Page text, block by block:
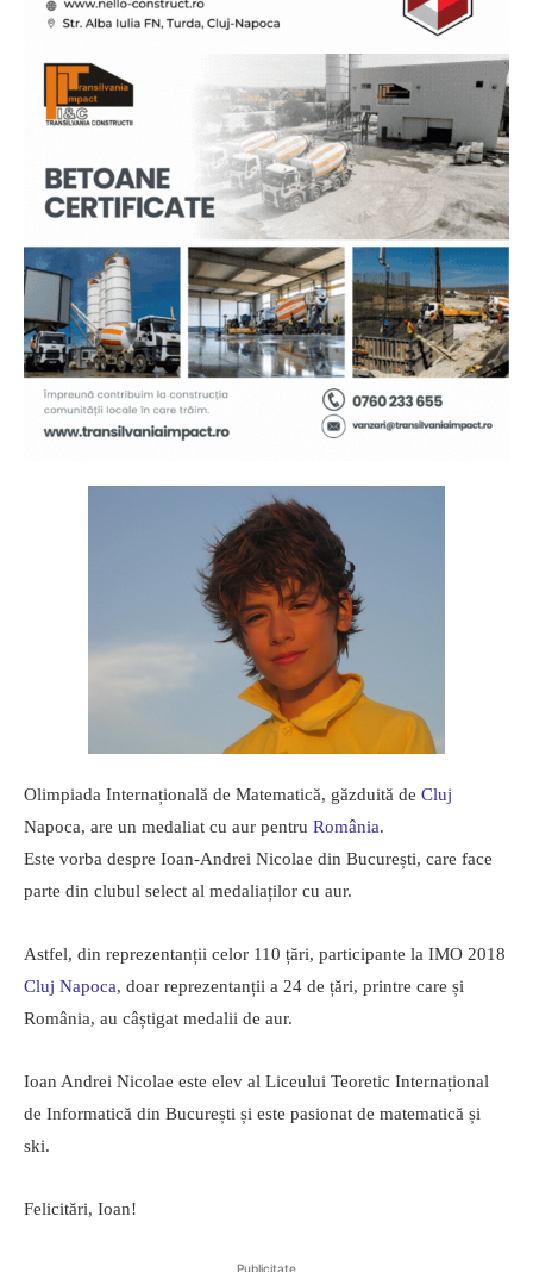
Olimpiada Internațională de Matematică, găzduită de Cluj
Napoca, are un medaliat cu aur pentru România.
Este vorba despre Ioan-Andrei Nicolae din București, care face
parte din clubul select al medaliaților cu aur.
Astfel, din reprezentanții celor 110 țări, participante la IMO 2018
Cluj Napoca, doar reprezentanții a 24 de țări, printre care și
România, au câștigat medalii de aur.
Ioan Andrei Nicolae este elev al Liceului Teoretic Internațional
de Informatică din București și este pasionat de matematică și
ski.
Felicitări, Ioan!
Publicitate